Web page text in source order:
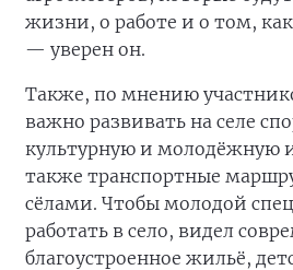
жизни, о работе и о том,
— уверен он.
Также, по мнению
важно развивать на селе
культурную и молодёжную
также транспортные
сёлами. Чтобы молодой
работать в село, видел
благоустроенное жильё,